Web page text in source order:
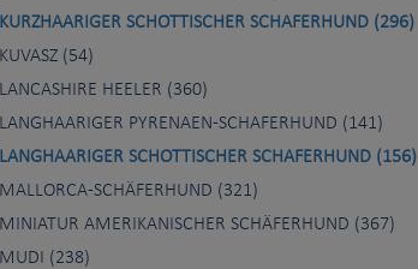
KURZHAARIGER SCHOTTISCHER SCHAFERHUND (296)
KUVASZ (54)
LANCASHIRE HEELER (360)
LANGHAARIGER PYRENAEN-SCHAFERHUND (141)
LANGHAARIGER SCHOTTISCHER SCHAFERHUND (156)
MALLORCA-SCHÄFERHUND (321)
MINIATUR AMERIKANISCHER SCHÄFERHUND (367)
MUDI (238)